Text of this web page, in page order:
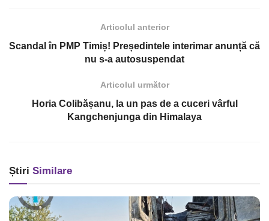
Articolul anterior
Scandal în PMP Timiș! Președintele interimar anunță că
nu s-a autosuspendat
Articolul următor
Horia Colibășanu, la un pas de a cuceri vârful
Kangchenjunga din Himalaya
Știri Similare